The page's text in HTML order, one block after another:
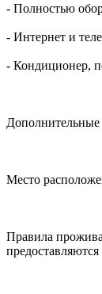
- Полностью
- Интернет и
- Кондиционер,
Дополнительные
Место
Правила